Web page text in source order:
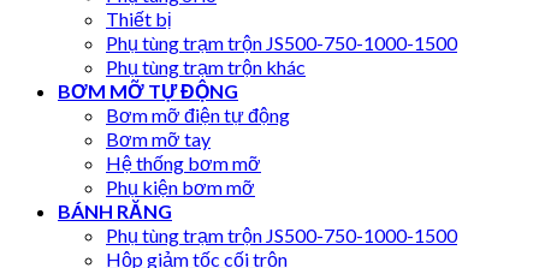
Thiết bị
Phụ tùng trạm trộn JS500-750-1000-1500
Phụ tùng trạm trộn khác
BƠM MỠ TỰ ĐỘNG
Bơm mỡ điện tự động
Bơm mỡ tay
Hệ thống bơm mỡ
Phụ kiện bơm mỡ
BÁNH RĂNG
Phụ tùng trạm trộn JS500-750-1000-1500
Hộp giảm tốc cối trộn